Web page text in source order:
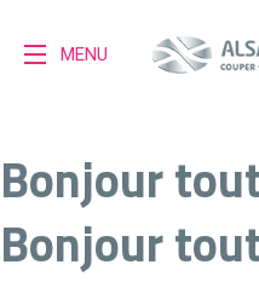
MENU
Bonjour
Bonjour